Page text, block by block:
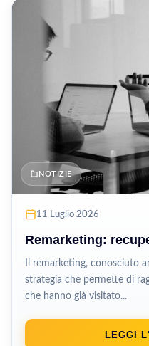
NOTIZIE
11 Luglio 2026
Remarketing:
Il remarketing, conosciuto
strategia che permette di
che hanno già visitato...
LEGGI